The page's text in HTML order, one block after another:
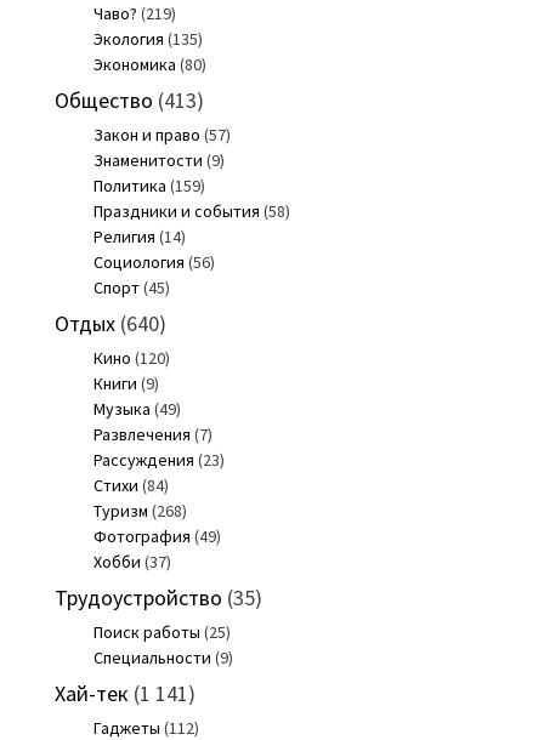
Чаво? (219)
Экология (135)
Экономика (80)
Общество (413)
Закон и право (57)
Знаменитости (9)
Политика (159)
Праздники и события (58)
Религия (14)
Социология (56)
Спорт(45)
Отдых(640)
Кино (120)
Книги (9)
Музыка (49)
Развлечения (7)
Рассуждения (23)
Стихи (84)
Туризм (268)
Фотография (49)
Хобби (37)
Трудоустройство (35)
Поиск работы (25)
Специальности (9)
Хай-тек (1 141)
Гаджеты (112)